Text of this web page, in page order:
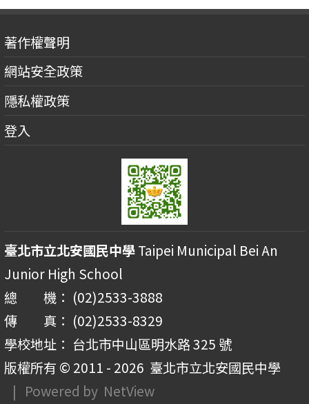
著作權聲明
網站安全政策
隱私權政策
登入
臺北市立北安國民中學Taipei Municipal Bei An
Junior High School
總 機： (02)2533-3888
傳 真： (02)2533-8329
學校地址： 台北市中山區明水路 325 號
版權所有 © 2011 - 2026 臺北市立北安國民中學
| Powered by NetView